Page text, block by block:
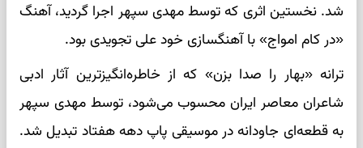
شد. نخستین اثری که توسط مهدی سپهر اجرا گردید، آهنگ
«در کام امواج» با آهنگسازی خود علی تجویدی بود.
ترانه «بهار را صدا بزن» که از خاطره‌انگیزترین آثار ادبی
شاعران معاصر ایران محسوب می‌شود، توسط مهدی سپهر
به قطعه‌ای جاودانه در موسیقی پاپ دهه هفتاد تبدیل شد.